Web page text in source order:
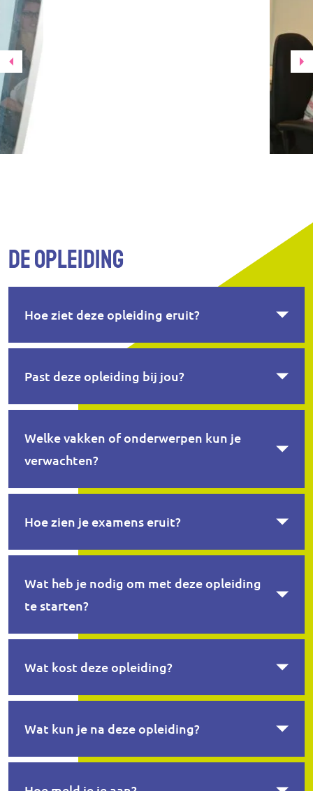
De opleiding
Hoe ziet deze opleiding eruit?
Past deze opleiding bij jou?
Welke vakken of onderwerpen kun je
verwachten?
Hoe zien je examens eruit?
Wat heb je nodig om met deze opleiding
te starten?
Wat kost deze opleiding?
Wat kun je na deze opleiding?